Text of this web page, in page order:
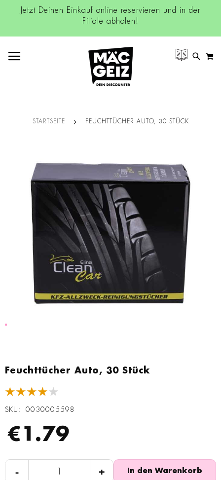
Jetzt Deinen Einkauf online reservieren und in der
Filiale abholen!
SUCHE
STARTSEITE FEUCHTTÜCHER AUTO, 30 STÜCK
Feuchttücher Auto, 30 Stück
★★★★★
SKU 0030005598
€1.79
- + In den Warenkorb
Bildgalerie
springen
Anfang
Bildgalerie